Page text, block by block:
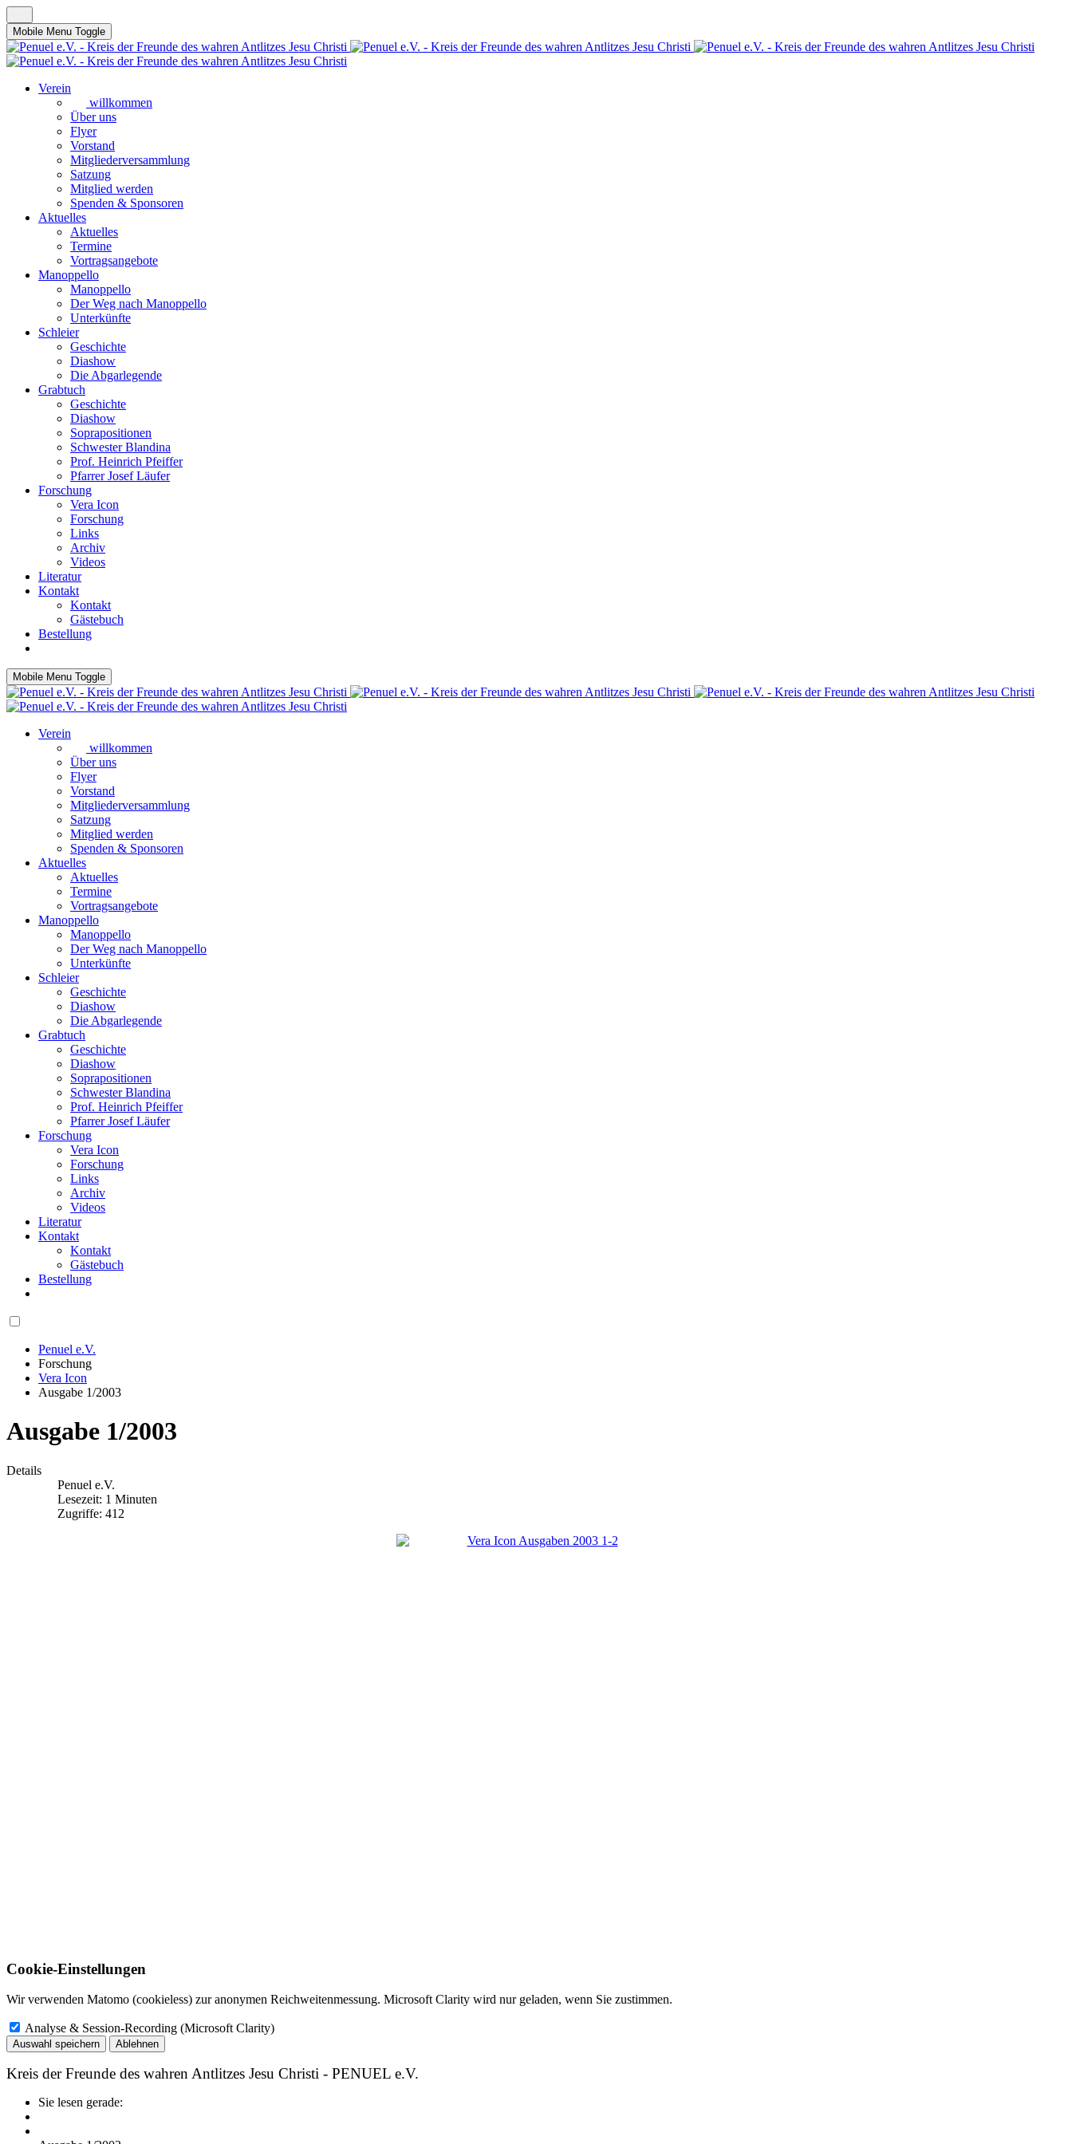
Mobile Menu Toggle
Verein
willkommen
Über uns
Flyer
Vorstand
Mitgliederversammlung
Satzung
Mitglied werden
Spenden & Sponsoren
Aktuelles
Aktuelles
Termine
Vortragsangebote
Manoppello
Manoppello
Der Weg nach Manoppello
Unterkünfte
Schleier
Geschichte
Diashow
Die Abgarlegende
Grabtuch
Geschichte
Diashow
Soprapositionen
Schwester Blandina
Prof. Heinrich Pfeiffer
Pfarrer Josef Läufer
Forschung
Vera Icon
Forschung
Links
Archiv
Videos
Literatur
Kontakt
Kontakt
Gästebuch
Bestellung
Mobile Menu Toggle
Verein
willkommen
Über uns
Flyer
Vorstand
Mitgliederversammlung
Satzung
Mitglied werden
Spenden & Sponsoren
Aktuelles
Aktuelles
Termine
Vortragsangebote
Manoppello
Manoppello
Der Weg nach Manoppello
Unterkünfte
Schleier
Geschichte
Diashow
Die Abgarlegende
Grabtuch
Geschichte
Diashow
Soprapositionen
Schwester Blandina
Prof. Heinrich Pfeiffer
Pfarrer Josef Läufer
Forschung
Vera Icon
Forschung
Links
Archiv
Videos
Literatur
Kontakt
Kontakt
Gästebuch
Bestellung
Penuel e.V.
Forschung
Vera Icon
Ausgabe 1/2003
Ausgabe 1/2003
Details
Penuel e.V.
Lesezeit: 1 Minuten
Zugriffe: 412
Cookie-Einstellungen
Wir verwenden Matomo (cookieless) zur anonymen Reichweitenmessung. Microsoft Clarity wird nur geladen, wenn Sie zustimmen.
Analyse & Session-Recording (Microsoft Clarity)
Auswahl speichern Ablehnen
Kreis der Freunde des wahren Antlitzes Jesu Christi - PENUEL e.V.
Sie lesen gerade: